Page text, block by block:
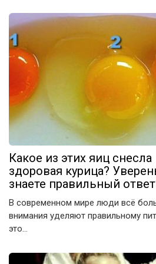
Какое из этих яиц снесла
здоровая курица?
знаете правильный
В современном мире люди всё
внимания уделяют правильному
это…